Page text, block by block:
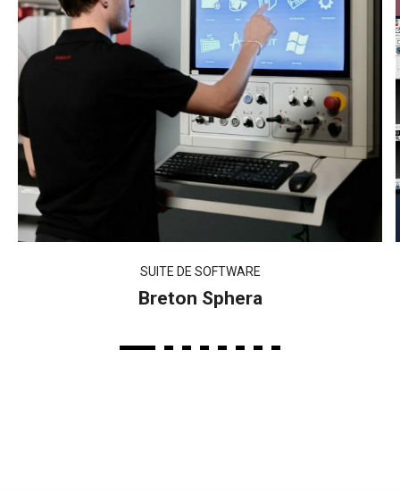
SUITE DE SOFTWARE
Breton Sphera